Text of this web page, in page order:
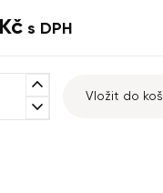
s DPH
expand_less
expand_more
Vložit do